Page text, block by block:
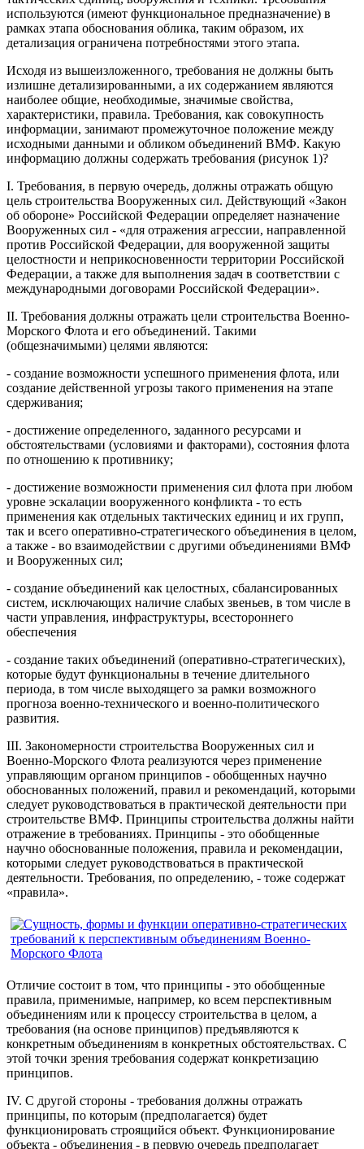
используются (имеют функциональное предназначение) в
рамках этапа обоснования облика, таким образом, их
детализация ограничена потребностями этого этапа.
Исходя из вышеизложенного, требования не должны быть
излишне детализированными, а их содержанием являются
наиболее общие, необходимые, значимые свойства,
характеристики, правила. Требования, как совокупность
информации, занимают промежуточное положение между
исходными данными и обликом объединений ВМФ. Какую
информацию должны содержать требования (рисунок 1)?
I. Требования, в первую очередь, должны отражать общую
цель строительства Вооруженных сил. Действующий «Закон
об обороне» Российской Федерации определяет назначение
Вооруженных сил - «для отражения агрессии, направленной
против Российской Федерации, для вооруженной защиты
целостности и неприкосновенности территории Российской
Федерации, а также для выполнения задач в соответствии с
международными договорами Российской Федерации».
II. Требования должны отражать цели строительства Военно-
Морского Флота и его объединений. Такими
(общезначимыми) целями являются:
- создание возможности успешного применения флота, или
создание действенной угрозы такого применения на этапе
сдерживания;
- достижение определенного, заданного ресурсами и
обстоятельствами (условиями и факторами), состояния флота
по отношению к противнику;
- достижение возможности применения сил флота при любом
уровне эскалации вооруженного конфликта - то есть
применения как отдельных тактических единиц и их групп,
так и всего оперативно-стратегического объединения в целом,
а также - во взаимодействии с другими объединениями ВМФ
и Вооруженных сил;
- создание объединений как целостных, сбалансированных
систем, исключающих наличие слабых звеньев, в том числе в
части управления, инфраструктуры, всестороннего
обеспечения
- создание таких объединений (оперативно-стратегических),
которые будут функциональны в течение длительного
периода, в том числе выходящего за рамки возможного
прогноза военно-технического и военно-политического
развития.
III. Закономерности строительства Вооруженных сил и
Военно-Морского Флота реализуются через применение
управляющим органом принципов - обобщенных научно
обоснованных положений, правил и рекомендаций, которыми
следует руководствоваться в практической деятельности при
строительстве ВМФ. Принципы строительства должны найти
отражение в требованиях. Принципы - это обобщенные
научно обоснованные положения, правила и рекомендации,
которыми следует руководствоваться в практической
деятельности. Требования, по определению, - тоже содержат
«правила».
Отличие состоит в том, что принципы - это обобщенные
правила, применимые, например, ко всем перспективным
объединениям или к процессу строительства в целом, а
требования (на основе принципов) предъявляются к
конкретным объединениям в конкретных обстоятельствах. С
этой точки зрения требования содержат конкретизацию
принципов.
IV. С другой стороны - требования должны отражать
принципы, по которым (предполагается) будет
функционировать строящийся объект. Функционирование
объекта - объединения - в первую очередь предполагает